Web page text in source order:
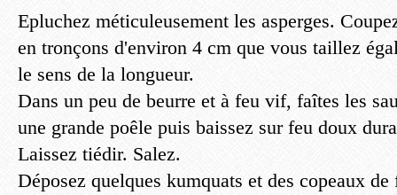
Epluchez méticuleusement les asperges.
en tronçons d'environ 4 cm que vous taillez
le sens de la longueur.
Dans un peu de beurre et à feu vif, faîtes les
une grande poêle puis baissez sur feu doux
Laissez tiédir. Salez.
Déposez quelques kumquats et des copeaux